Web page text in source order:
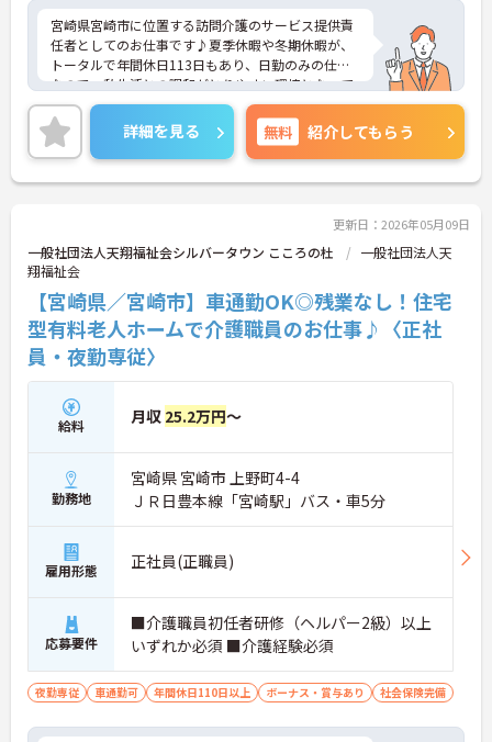
宮崎県宮崎市に位置する訪問介護のサービス提供責
任者としてのお仕事です♪夏季休暇や冬期休暇が、
トータルで年間休日113日もあり、日勤のみの仕事
なので、私生活との調和がとりやすい環境となって
おります！月平均残業2時間なので、無理なく働け
るのも嬉しいポイントです！ご興味ある方は面接ポ
イントをお伝えしますので、お気軽にお問い合わせ
ください♪
詳細を見る 無料 紹介してもらう
更新日：2026年05月09日
一般社団法人天翔福祉会シルバータウン こころの杜
一般社団法人天
翔福祉会
【宮崎県／宮崎市】車通勤OK◎残業なし！住宅
型有料老人ホームで介護職員のお仕事♪〈正社
員・夜勤専従〉
給料 月収 25.2万円～
勤務地
宮崎県 宮崎市 上野町4-4
ＪＲ日豊本線「宮崎駅」バス・車5分
雇用形態 正社員(正職員)
応募要件
■介護職員初任者研修（ヘルパー2級）以上
いずれか必須 ■介護経験必須
夜勤専従 車通勤可 年間休日110日以上 ボーナス・賞与あり 社会保険完備